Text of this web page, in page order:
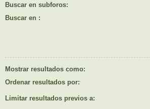
Buscar en subforos:
Buscar en :
Mostrar resultados como:
Ordenar resultados por:
Limitar resultados previos a: